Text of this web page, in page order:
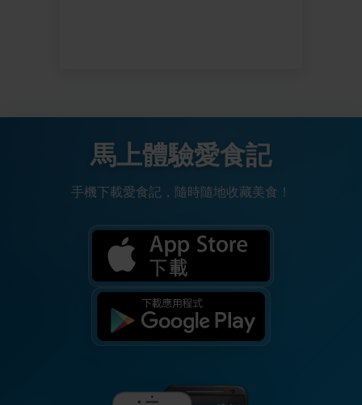
馬上體驗愛食記
手機下載愛食記，隨時隨地收藏美食！